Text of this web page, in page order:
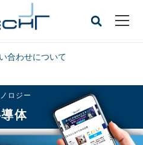
合わせについて
ロジー
体